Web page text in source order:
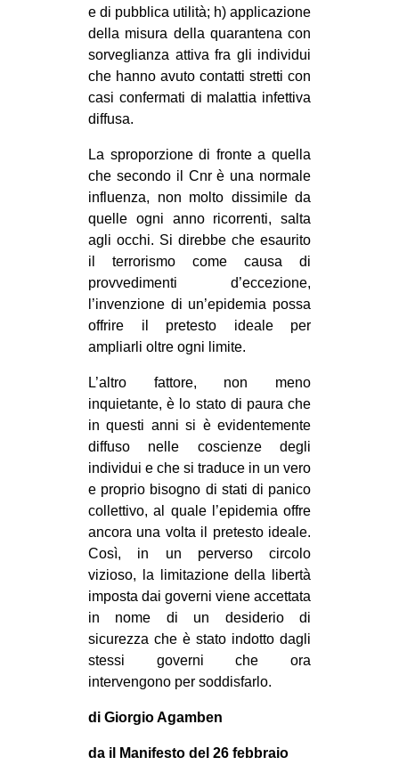
e di pubblica utilità; h) applicazione
della misura della quarantena con
sorveglianza attiva fra gli individui
che hanno avuto contatti stretti con
casi confermati di malattia infettiva
diffusa.
La sproporzione di fronte a quella
che secondo il Cnr è una normale
influenza, non molto dissimile da
quelle ogni anno ricorrenti, salta
agli occhi. Si direbbe che esaurito
il terrorismo come causa di
provvedimenti d’eccezione,
l’invenzione di un’epidemia possa
offrire il pretesto ideale per
ampliarli oltre ogni limite.
L’altro fattore, non meno
inquietante, è lo stato di paura che
in questi anni si è evidentemente
diffuso nelle coscienze degli
individui e che si traduce in un vero
e proprio bisogno di stati di panico
collettivo, al quale l’epidemia offre
ancora una volta il pretesto ideale.
Così, in un perverso circolo
vizioso, la limitazione della libertà
imposta dai governi viene accettata
in nome di un desiderio di
sicurezza che è stato indotto dagli
stessi governi che ora
intervengono per soddisfarlo.
di Giorgio Agamben
da il Manifesto del 26 febbraio